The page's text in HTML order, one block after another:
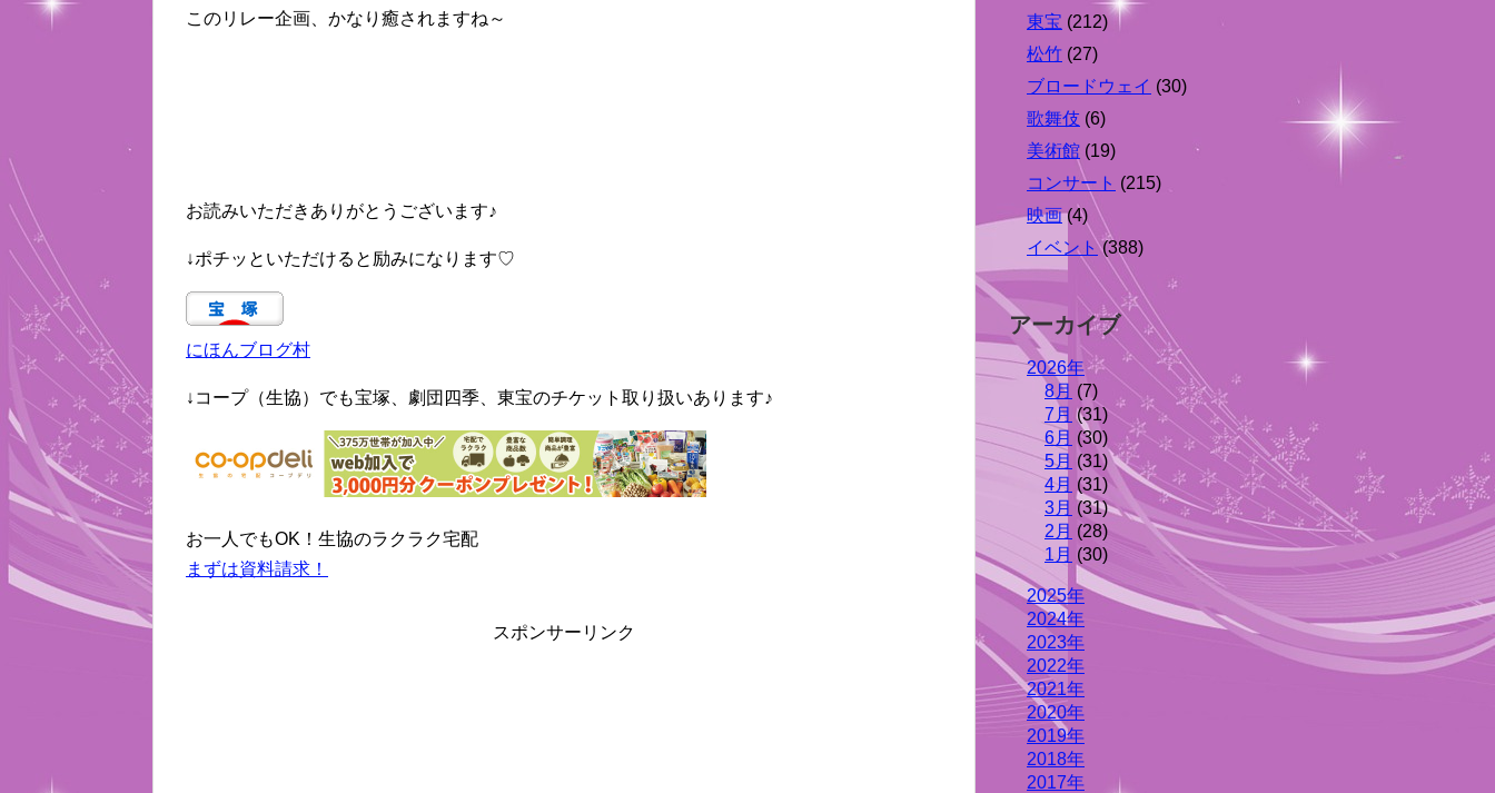
このリレー企画、かなり癒されますね～
お読みいただきありがとうございます♪
↓ポチッといただけると励みになります♡
にほんブログ村
↓コープ（生協）でも宝塚、劇団四季、東宝のチケット取り扱いあります♪
お一人でもOK！生協のラクラク宅配
まずは資料請求！
スポンサーリンク
東宝 (212)
松竹 (27)
ブロードウェイ (30)
歌舞伎 (6)
美術館 (19)
コンサート (215)
映画(4)
イベント(388)
アーカイブ
2026年
8月 (7)
7月 (31)
6月 (30)
5月 (31)
4月 (31)
3月 (31)
2月 (28)
1月 (30)
2025年
2024年
2023年
2022年
2021年
2020年
2019年
2018年
2017年